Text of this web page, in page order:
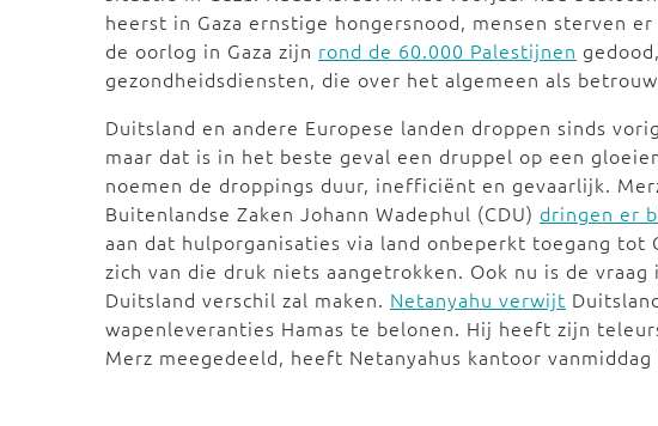
heerst in Gaza ernstige hongersnood, mensen sterven
de oorlog in Gaza zijn rond de 60.000 Palestijnen
gezondheidsdiensten, die over het algemeen als
Duitsland en andere Europese landen droppen sinds
maar dat is in het beste geval een druppel op een
noemen de droppings duur, inefficiënt en gevaarlijk.
Buitenlandse Zaken Johann Wadephul (CDU) dringen er
aan dat hulporganisaties via land onbeperkt toegang tot
zich van die druk niets aangetrokken. Ook nu is de
Duitsland verschil zal maken. Netanyahu verwijt
wapenleveranties Hamas te belonen. Hij heeft zijn
Merz meegedeeld, heeft Netanyahus kantoor